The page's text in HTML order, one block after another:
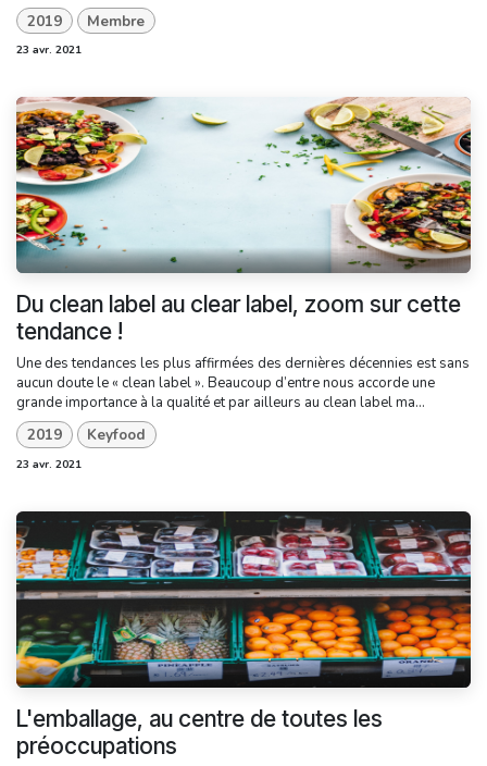
2019 Membre
23 avr. 2021
Du clean label au clear label, zoom sur cette
tendance !
Une des tendances les plus affirmées des dernières décennies est sans
aucun doute le « clean label ». Beaucoup d’entre nous accorde une
grande importance à la qualité et par ailleurs au clean label ma...
2019 Keyfood
23 avr. 2021
L'emballage, au centre de toutes les
préoccupations